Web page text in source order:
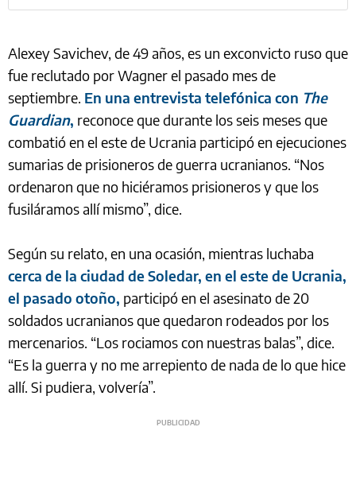
Alexey Savichev, de 49 años, es un exconvicto ruso que
fue reclutado por Wagner el pasado mes de
septiembre. En una entrevista telefónica con The
Guardian, reconoce que durante los seis meses que
combatió en el este de Ucrania participó en ejecuciones
sumarias de prisioneros de guerra ucranianos. “Nos
ordenaron que no hiciéramos prisioneros y que los
fusiláramos allí mismo”, dice.
Según su relato, en una ocasión, mientras luchaba
cerca de la ciudad de Soledar, en el este de Ucrania,
el pasado otoño, participó en el asesinato de 20
soldados ucranianos que quedaron rodeados por los
mercenarios. “Los rociamos con nuestras balas”, dice.
“Es la guerra y no me arrepiento de nada de lo que hice
allí. Si pudiera, volvería”.